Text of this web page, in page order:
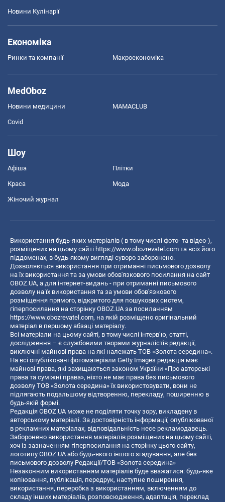
Новини Кулінарії
Економіка
Ринки та компанії Макроекономіка
MedOboz
Новини медицини MAMACLUB
Covid
Шоу
Афіша Плітки
Краса Мода
Жіночий журнал
Використання будь-яких матеріалів ( в тому числі фото- та відео-),
розміщених на цьому сайті https://www.obozrevatel.com та всіх його
піддоменах, в будь-якому вигляді суворо заборонено.
Дозволяється використання при отриманні письмового дозволу
на їх використання та за умови обов'язкового посилання на сайт
OBOZ.UA, а для інтернет-видань - при отриманні письмового
дозволу на їх використання та за умови обов'язкового
розміщення прямого, відкритого для пошукових систем,
гіперпосилання на сторінку OBOZ.UA за посиланням
https://www.obozrevatel.com, на якій розміщено оригінальний
матеріал в першому абзаці матеріалу.
Всі матеріали на цьому сайті, в тому числі інтерв’ю, статті,
дослідження – є службовими творами журналістів редакції,
виключні майнові права на які належать ТОВ «Золота середина».
На всі опубліковані фотоматеріали Getty Images редакція має
майнові права, які захищаються законом України «Про авторські
права та суміжні права», ніхто не має права без письмового
дозволу ТОВ «Золота середина» їх використовувати, вони не
підлягають подальшому відтворенню, перекладу, поширенню в
будь-якій формі.
Редакція OBOZ.UA може не поділяти точку зору, викладену в
авторському матеріалі. За достовірність інформації, опублікованої
в рекламних матеріалах, відповідальність несе рекламодавець.
Заборонено використання матеріалів розміщених на цьому сайті,
хоч із зазначенням гіперпосилання на сторінку цього сайту,
логотипу OBOZ.UA або будь-якого іншого згадування, але без
письмового дозволу Редакції/ТОВ «Золота середина»
Незаконним використанням матеріалів буде вважатися: будь-яке
копiювання, публiкацiя, передрук, наступне поширення,
використання, переробка з використанням, включенням до
складу інших матеріалів, розповсюдження, адаптація, переклад